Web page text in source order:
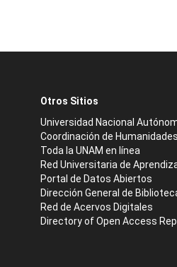
Otros Sitios
Universidad Nacional
Coordinación de
Toda la UNAM en línea
Red Universitaria de
Portal de Datos Abiertos
Dirección General de
Red de Acervos Digitales
Directory of Open Access